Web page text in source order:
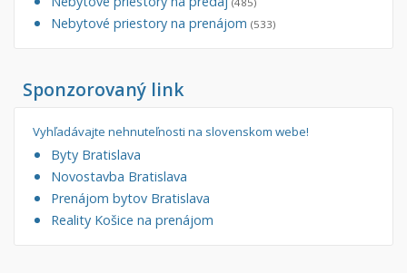
Nebytové priestory na prenájom (533)
Sponzorovaný link
Vyhľadávajte nehnuteľnosti na slovenskom webe!
Byty Bratislava
Novostavba Bratislava
Prenájom bytov Bratislava
Reality Košice na prenájom